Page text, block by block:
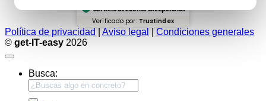
Servicio al Cliente Excepcional
Verificado por: Trustindex
Política de privacidad Aviso legal
Condiciones generales
© get-IT-easy 2026
Busca: